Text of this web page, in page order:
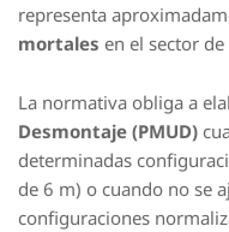
representa
mortales en el sector
La normativa obliga a
Desmontaje (PMUD)
determinadas
de 6 m) o cuando no se
configuraciones